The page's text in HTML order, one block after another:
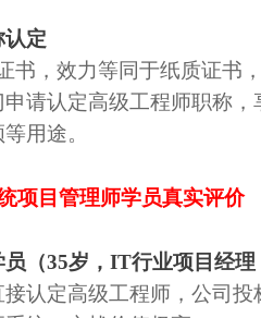
认定
书，效力等同于纸质证书
请认定高级工程师职称
用途。
项目管理师学员真实评价
（35岁，IT行业项目经
认定高级工程师，公司